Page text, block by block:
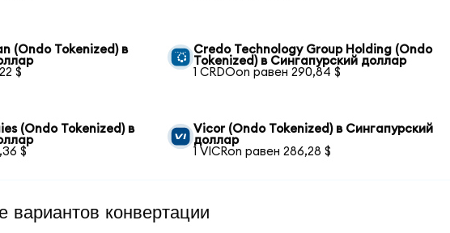
(Ondo Tokenized) в
$
Credo Technology Group Holding (Ondo
Tokenized) в Сингапурский доллар
1 CRDOon равен 290,84 $
(Ondo Tokenized) в
$
Vicor (Ondo Tokenized) в Сингапурский
доллар
1 VICRon равен 286,28 $
вариантов конвертации